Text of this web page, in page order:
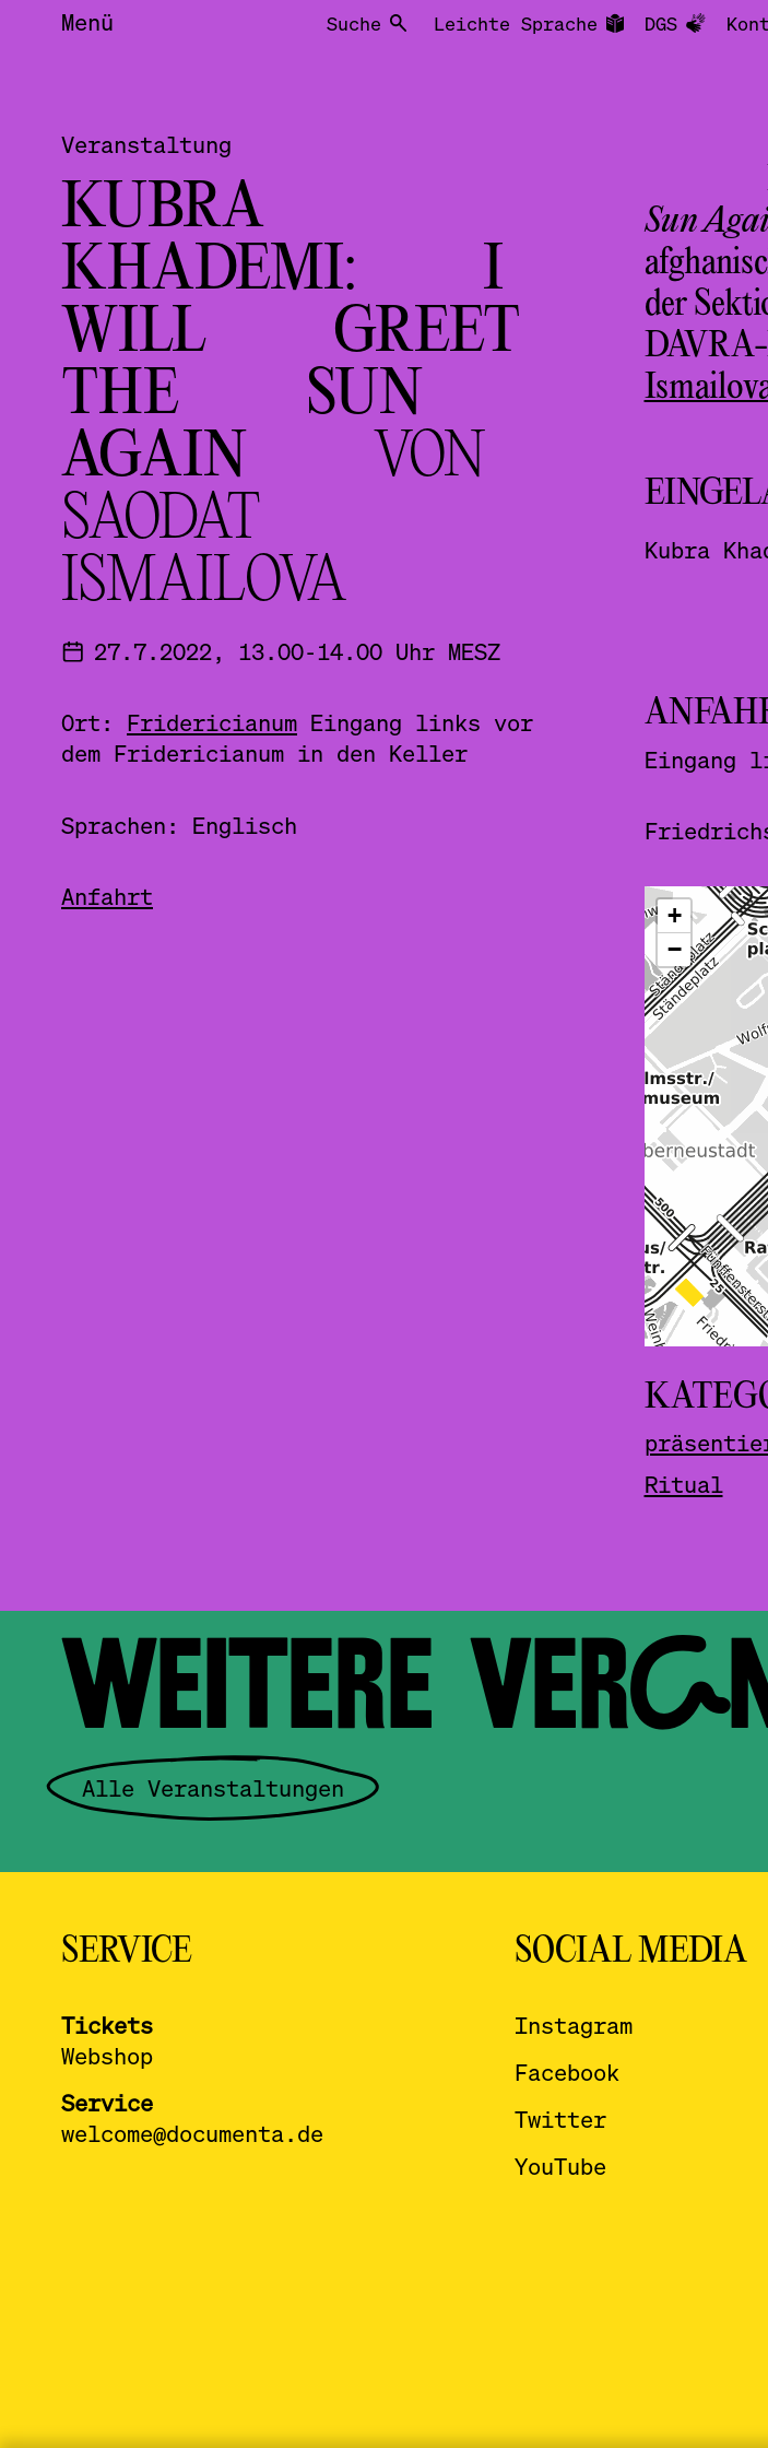
Menü Suche Leichte Sprache DGS
Veranstaltung
KUBRA
KHADEMI: I
WILL GREET
THE SUN
AGAIN VON
SAODAT
ISMAILOVA
27.7.2022, 13.00-14.00 Uhr MESZ
Ort: Fridericianum Eingang links vor
dem Fridericianum in den Keller
Sprachen: Englisch
Anfahrt
Sun
der
Kubra
Eingang
ˇ
Ritual
WEITERE
Alle Veranstaltungen
SERVICE
Tickets
Webshop
Service
welcome@documenta.de
SOCIAL MEDIA
Instagram
Facebook
Twitter
YouTube